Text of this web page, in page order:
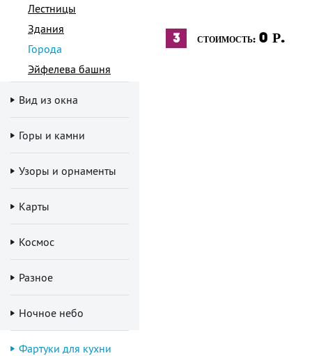
Лестницы
Здания
Города
Эйфелева башня
Вид из окна
Горы и камни
Узоры и орнаменты
Карты
Космос
Разное
Ночное небо
Фартуки для кухни
3 СТОИМОСТЬ: 0 Р.